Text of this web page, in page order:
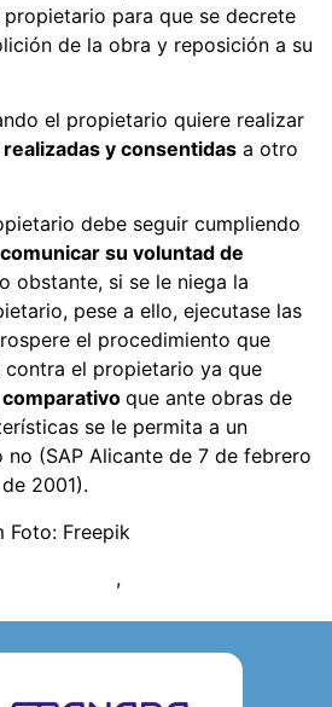
para que se decrete
de la obra y reposición a su
el propietario quiere realizar
y consentidas a otro
debe seguir cumpliendo
comunicar su voluntad de
obstante, si se le niega la
pese a ello, ejecutase las
el procedimiento que
contra el propietario ya que
que ante obras de
se le permita a un
(SAP Alicante de 7 de febrero
2001).
Foto: Freepik
,